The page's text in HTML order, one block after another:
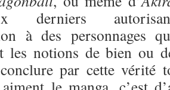
derniers
à des personnages
les notions de bien ou
par cette vérité